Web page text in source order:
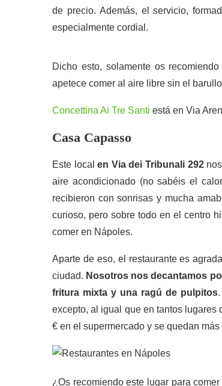
de precio. Además, el servicio,
especialmente cordial.
Dicho esto, solamente os
apetece comer al aire libre sin el
Concettina Ai Tre Santi está en Via
Casa Capasso
Este localen Via dei Tribunali 292nos
aire acondicionado (no sabéis el
recibieron con sonrisas y mucha
curioso, pero sobre todo en el centro
comer en Nápoles.
Aparte de eso, el restaurante es
ciudad. Nosotros nos decantamos
fritura mixta y una ragú de pulpitos
excepto, al igual que en tantos lugares
€ en el supermercado y se quedan
¿Os recomiendo este lugar para